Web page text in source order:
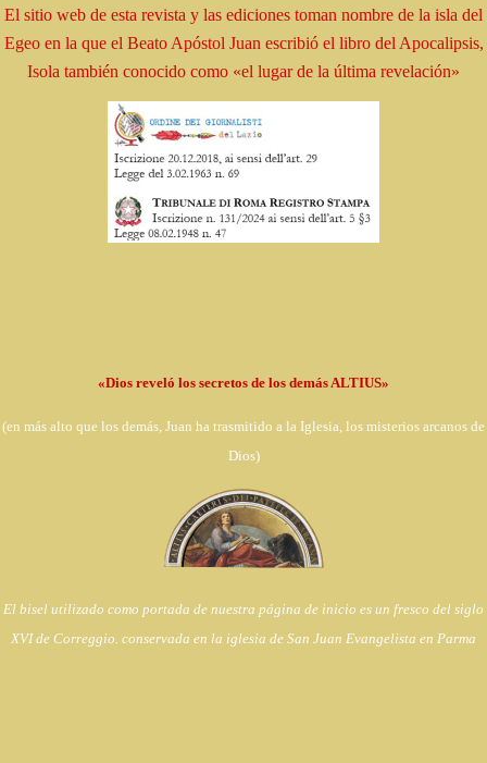
El sitio web de esta revista y las ediciones toman nombre de la isla del
Egeo en la que el Beato Apóstol Juan escribió el libro del Apocalipsis,
Isola también conocido como «el lugar de la última revelación»
«Dios reveló los secretos de los demás ALTIUS»
(en más alto que los demás, Juan ha trasmitido a la Iglesia, los misterios arcanos de
Dios)
El bisel utilizado como portada de nuestra página de inicio es un fresco del siglo
XVI de Correggio. conservada en la iglesia de San Juan Evangelista en Parma